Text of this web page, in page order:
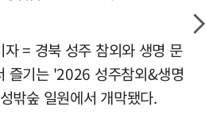
= 경북 성주 참외와 생명 문
즐기는 '2026 성주참외&생명
밖숲 일원에서 개막됐다.